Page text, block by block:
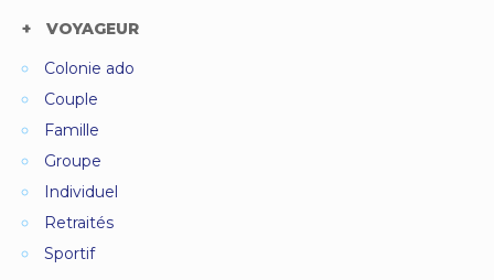
VOYAGEUR
Colonie ado
Couple
Famille
Groupe
Individuel
Retraités
Sportif